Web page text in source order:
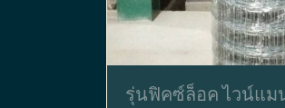
รุ่นฟิคซ์ล็อค ไวน์แม